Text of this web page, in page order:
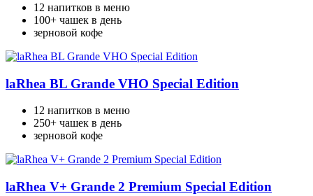
12 напитков в меню
100+ чашек в день
зерновой кофе
laRhea BL Grande VHO Special Edition
12 напитков в меню
250+ чашек в день
зерновой кофе
laRhea V+ Grande 2 Premium Special Edition